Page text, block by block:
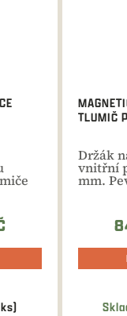
TLUMIČ
Držák
vnitřní
mm.